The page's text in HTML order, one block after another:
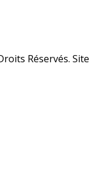
Réservés. Site